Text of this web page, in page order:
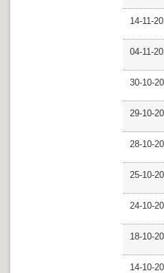
14-11-
04-11-
30-10-
29-10-
28-10-
25-10-
24-10-
18-10-
14-10-